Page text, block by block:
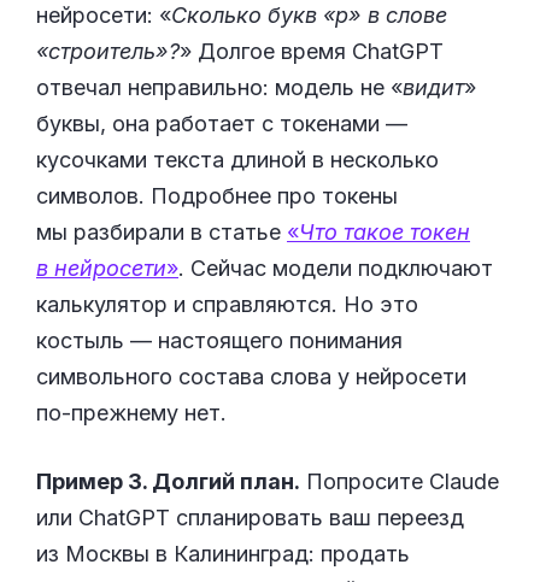
нейросети: «Сколько букв «р» в слове
«строитель»?» Долгое время ChatGPT
отвечал неправильно: модель не «видит»
буквы, она работает с токенами —
кусочками текста длиной в несколько
символов. Подробнее про токены
мы разбирали в статье «Что такое токен
в нейросети». Сейчас модели подключают
калькулятор и справляются. Но это
костыль — настоящего понимания
символьного состава слова у нейросети
по-прежнему нет.
Пример 3. Долгий план. Попросите Claude
или ChatGPT спланировать ваш переезд
из Москвы в Калининград: продать